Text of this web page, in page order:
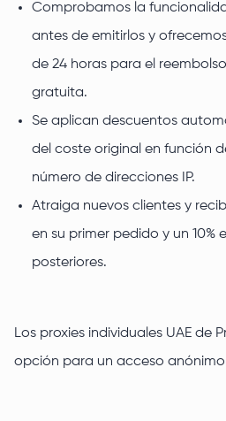
Comprobamos la
antes de emitirlos y
de 24 horas para el
gratuita.
Se aplican descuentos
del coste original en función
número de direcciones IP.
Atraiga nuevos clientes y
en su primer pedido y un 10%
posteriores.
Los proxies individuales UAE de
opción para un acceso